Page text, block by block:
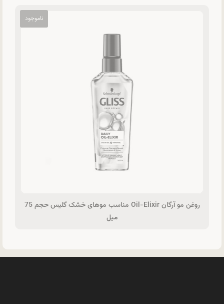
روغن مو آرگان Oil-Elixir مناسب موهای خشک گلیس حجم 75
میل